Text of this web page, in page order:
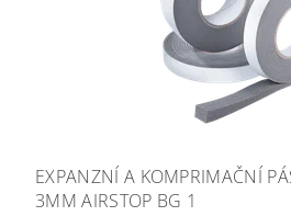
EXPANZNÍ A KOMPRIMAČNÍ
3MM AIRSTOP BG 1